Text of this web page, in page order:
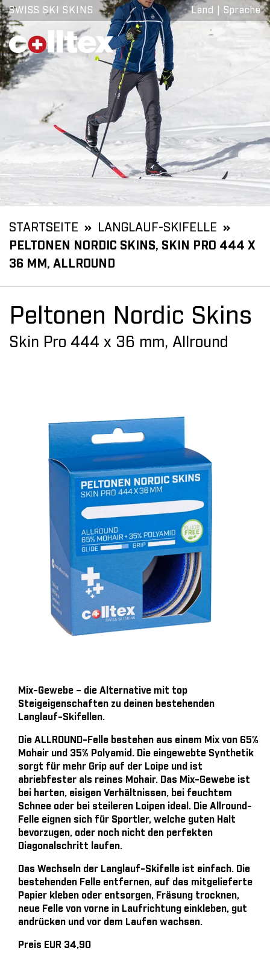
SWISS SKI SKINS Land Sprache
STARTSEITE
LANGLAUF-SKIFELLE
PELTONEN NORDIC SKINS, SKIN PRO 444 X
36 MM, ALLROUND
Peltonen Nordic Skins
Skin Pro 444 x 36 mm, Allround
Mix-Gewebe – die Alternative mit top
Steigeigenschaften zu deinen bestehenden
Langlauf-Skifellen.
Die ALLROUND-Felle bestehen aus einem Mix von 65%
Mohair und 35% Polyamid. Die eingewebte Synthetik
sorgt für mehr Grip auf der Loipe und ist
abriebfester als reines Mohair. Das Mix-Gewebe ist
bei harten, eisigen Verhältnissen, bei feuchtem
Schnee oder bei steileren Loipen ideal. Die Allround-
Felle eignen sich für Sportler, welche guten Halt
bevorzugen, oder noch nicht den perfekten
Diagonalschritt laufen.
Das Wechseln der Langlauf-Skifelle ist einfach. Die
bestehenden Felle entfernen, auf das mitgelieferte
Papier kleben oder entsorgen, Fräsung trocknen,
neue Felle von vorne in Laufrichtung einkleben, gut
andrücken und vor dem Laufen wachsen.
Preis EUR 34,90